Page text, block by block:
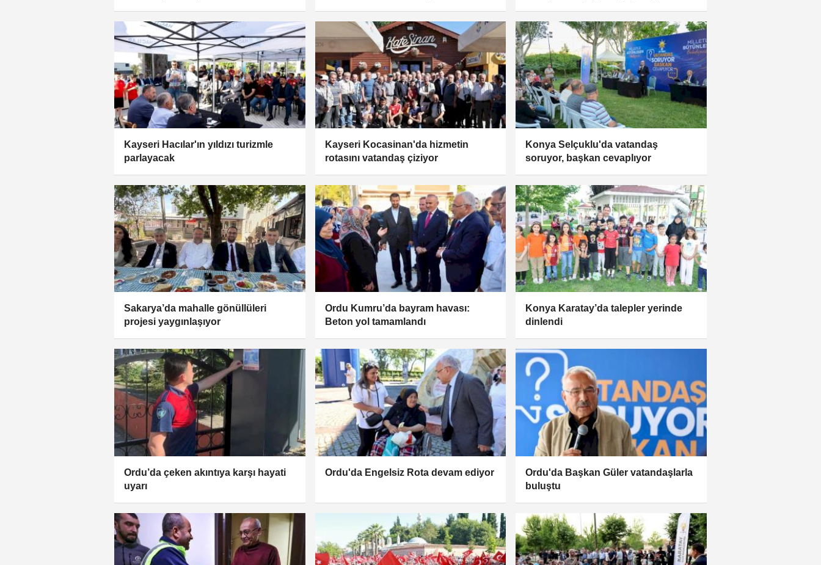
Kayseri Hacılar'ın yıldızı turizmle
parlayacak
Kayseri Kocasinan'da hizmetin
rotasını vatandaş çiziyor
Konya Selçuklu'da vatandaş
soruyor, başkan cevaplıyor
Sakarya’da mahalle gönüllüleri
projesi yaygınlaşıyor
Ordu Kumru’da bayram havası:
Beton yol tamamlandı
Konya Karatay’da talepler yerinde
dinlendi
Ordu’da çeken akıntıya karşı hayati
uyarı
Ordu'da Engelsiz Rota devam ediyor
Ordu'da Başkan Güler vatandaşlarla
buluştu